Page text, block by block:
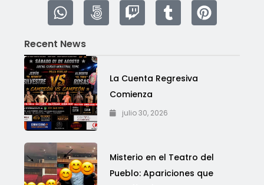
Recent News
La Cuenta Regresiva
Comienza
julio 30, 2026
Misterio en el Teatro del
Pueblo: Apariciones que